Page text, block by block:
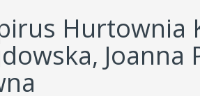
Hurtownia
Joanna